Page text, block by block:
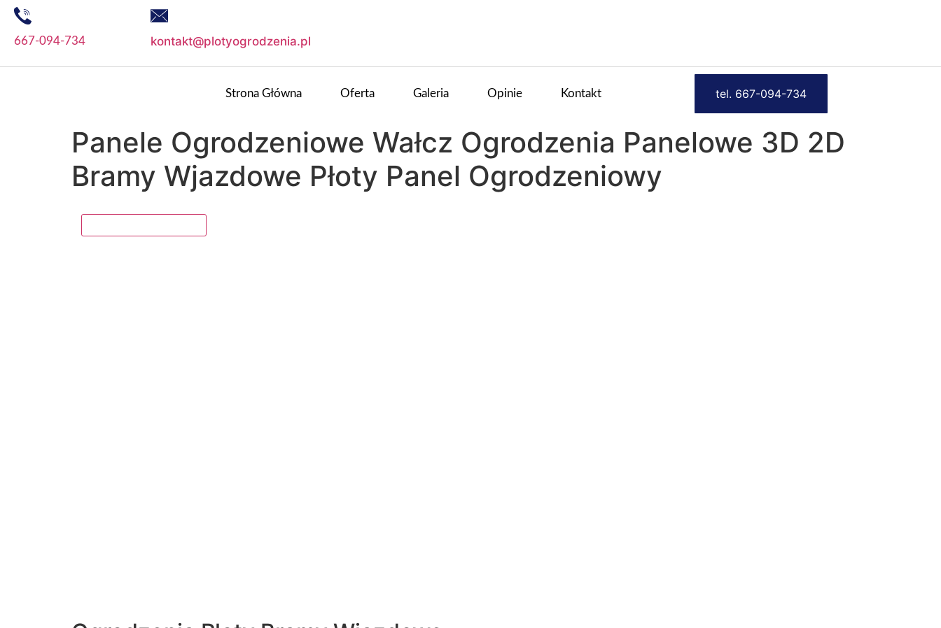
667-094-734 kontakt@plotyogrodzenia.pl
Strona Główna Oferta Galeria Opinie Kontakt tel. 667-094-734
Panele Ogrodzeniowe Wałcz Ogrodzenia Panelowe 3D 2D
Bramy Wjazdowe Płoty Panel Ogrodzeniowy